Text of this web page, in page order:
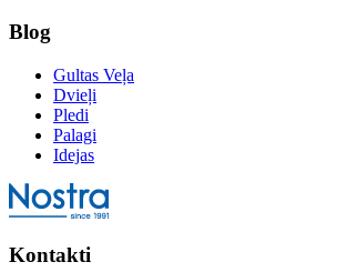
Blog
Gultas Veļa
Dvieļi
Pledi
Palagi
Idejas
Kontakti